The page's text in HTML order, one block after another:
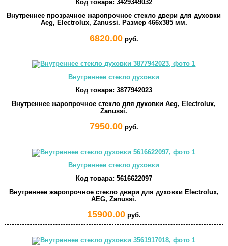
Код товара: 3429349032
Внутреннее прозрачное жаропрочное стекло двери для духовки
Aeg, Electrolux, Zanussi. Размер 466x385 мм.
6820.00руб.
Внутреннее стекло духовки
Код товара: 3877942023
Внутреннее жаропрочное стекло для духовки Aeg, Electrolux,
Zanussi.
7950.00руб.
Внутреннее стекло духовки
Код товара: 5616622097
Внутреннее жаропрочное стекло двери для духовки Electrolux,
AEG, Zanussi.
15900.00руб.